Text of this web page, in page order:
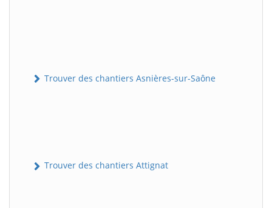
Trouver des chantiers Asnières-sur-Saône
Trouver des chantiers Attignat